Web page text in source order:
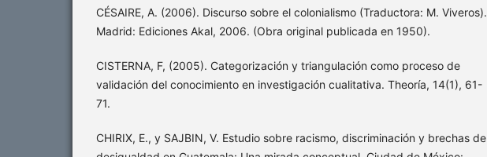
CÉSAIRE, A. (2006). Discurso sobre el colonialismo (Traductora: M. Viveros).
Madrid: Ediciones Akal, 2006. (Obra original publicada en 1950).
CISTERNA, F, (2005). Categorización y triangulación como proceso de
validación del conocimiento en investigación cualitativa. Theoría, 14(1), 61-
71.
CHIRIX, E., y SAJBIN, V. Estudio sobre racismo, discriminación y brechas de